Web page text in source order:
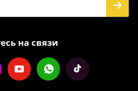
на связи